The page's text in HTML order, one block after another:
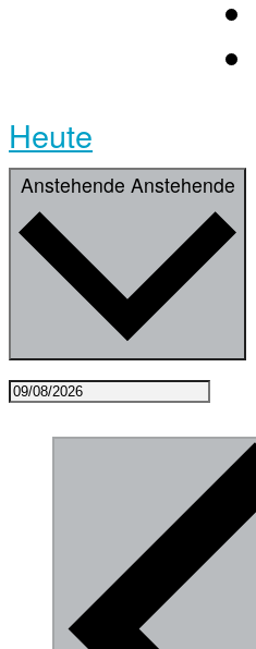
Heute
Anstehende Anstehende